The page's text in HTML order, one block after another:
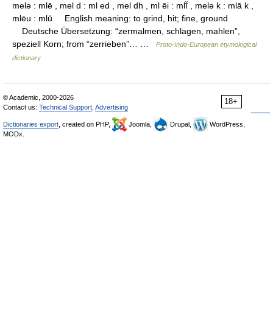
melǝ : mlē , mel d : ml ed , mel dh , ml ēi : mlī̆ , melǝ k : mlā k ,
mlēu : mlū̆ English meaning: to grind, hit; fine, ground
Deutsche Übersetzung: “zermalmen, schlagen, mahlen”,
speziell Korn; from “zerrieben”… …
Proto-Indo-European etymological
dictionary
18+
© Academic, 2000-2026
Contact us: Technical Support Advertising
Dictionaries export , created on PHP, Joomla, Drupal,
WordPress,
MODx.